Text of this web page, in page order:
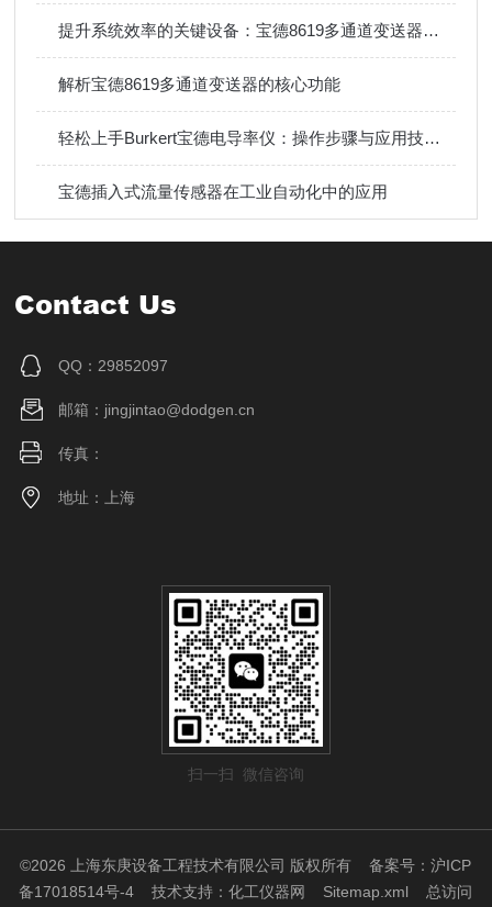
提升系统效率的关键设备：宝德8619多通道变送器技术详解
解析宝德8619多通道变送器的核心功能
轻松上手Burkert宝德电导率仪：操作步骤与应用技巧指南
宝德插入式流量传感器在工业自动化中的应用
Contact Us
QQ：29852097
邮箱：jingjintao@dodgen.cn
传真：
地址：上海
扫一扫 微信咨询
©2026 上海东庚设备工程技术有限公司 版权所有备案号：沪ICP
备17018514号-4 技术支持：化工仪器网 Sitemap.xml 总访问